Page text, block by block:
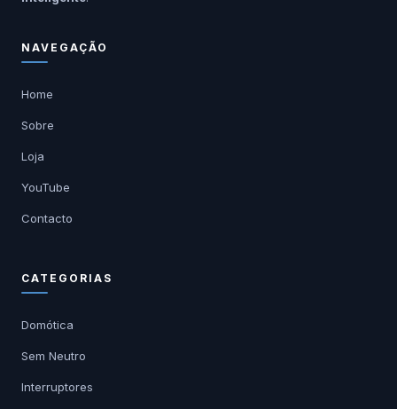
NAVEGAÇÃO
Home
Sobre
Loja
YouTube
Contacto
CATEGORIAS
Domótica
Sem Neutro
Interruptores